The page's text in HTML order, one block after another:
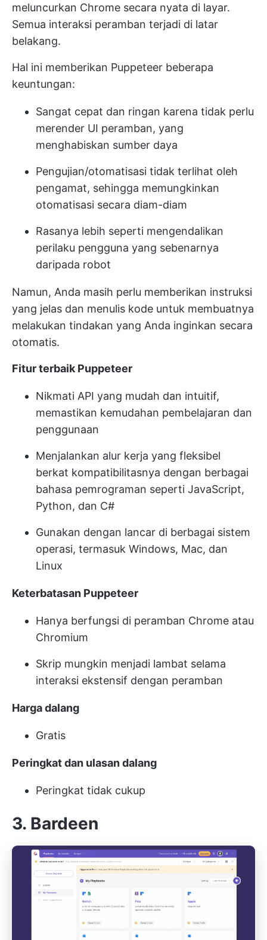
meluncurkan Chrome secara nyata di layar.
Semua interaksi peramban terjadi di latar
belakang.
Hal ini memberikan Puppeteer beberapa
keuntungan:
Sangat cepat dan ringan karena tidak perlu
merender UI peramban, yang
menghabiskan sumber daya
Pengujian/otomatisasi tidak terlihat oleh
pengamat, sehingga memungkinkan
otomatisasi secara diam-diam
Rasanya lebih seperti mengendalikan
perilaku pengguna yang sebenarnya
daripada robot
Namun, Anda masih perlu memberikan instruksi
yang jelas dan menulis kode untuk membuatnya
melakukan tindakan yang Anda inginkan secara
otomatis.
Fitur terbaik Puppeteer
Nikmati API yang mudah dan intuitif,
memastikan kemudahan pembelajaran dan
penggunaan
Menjalankan alur kerja yang fleksibel
berkat kompatibilitasnya dengan berbagai
bahasa pemrograman seperti JavaScript,
Python, dan C#
Gunakan dengan lancar di berbagai sistem
operasi, termasuk Windows, Mac, dan
Linux
Keterbatasan Puppeteer
Hanya berfungsi di peramban Chrome atau
Chromium
Skrip mungkin menjadi lambat selama
interaksi ekstensif dengan peramban
Harga dalang
Gratis
Peringkat dan ulasan dalang
Peringkat tidak cukup
3. Bardeen